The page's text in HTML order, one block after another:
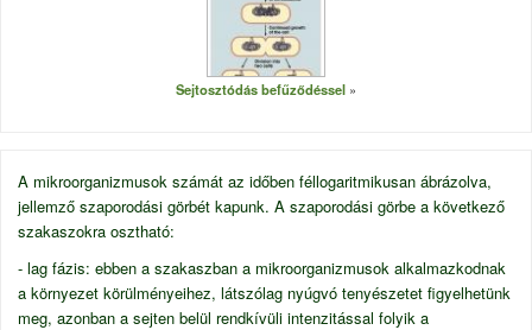
Sejtosztódás befűződéssel
A mikroorganizmusok számát az időben féllogaritmikusan ábrázolva,
jellemző szaporodási görbét kapunk. A szaporodási görbe a következő
szakaszokra osztható:
- lag fázis: ebben a szakaszban a mikroorganizmusok alkalmazkodnak
a környezet körülményeihez, látszólag nyúgvó tenyészetet figyelhetünk
meg, azonban a sejten belül rendkívüli intenzitással folyik a